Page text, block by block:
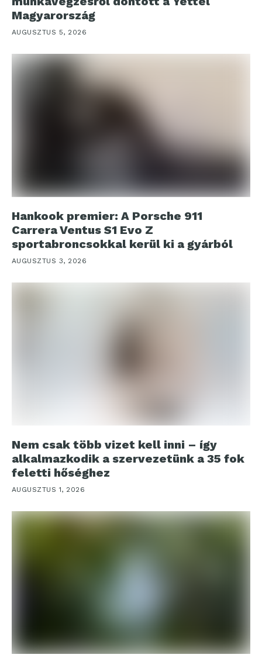
Magyarország
AUGUSZTUS 5, 2026
Hankook premier: A Porsche 911
Carrera Ventus S1 Evo Z
sportabroncsokkal kerül ki a gyárból
AUGUSZTUS 3, 2026
Nem csak több vizet kell inni – így
alkalmazkodik a szervezetünk a 35 fok
feletti hőséghez
AUGUSZTUS 1, 2026